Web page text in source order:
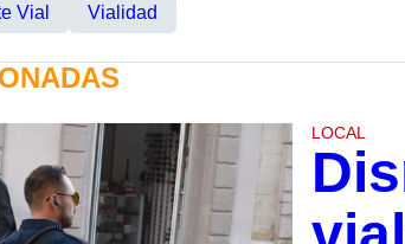
Vial Vialidad
LOCAL